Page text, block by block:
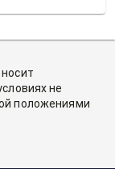
не
положениями